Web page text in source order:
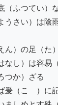
（ふつてい）
うさい）は陰
ん）の足（た
なし）は容易
つか）ざる
爰（こゝ）に